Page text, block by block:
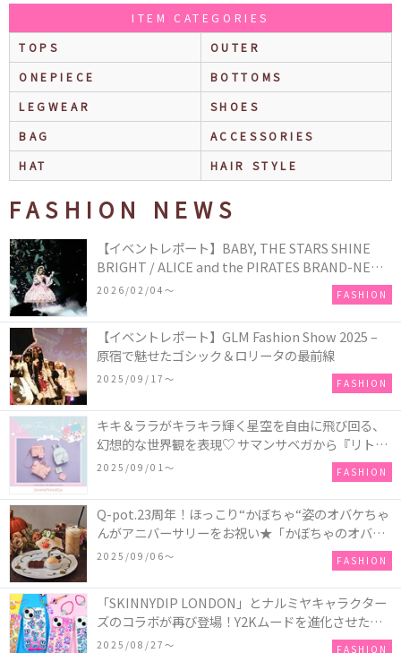
ITEM CATEGORIES
TOPS
OUTER
ONEPIECE
BOTTOMS
LEGWEAR
SHOES
BAG
ACCESSORIES
HAT
HAIR STYLE
FASHION NEWS
【イベントレポート】BABY, THE STARS SHINE
BRIGHT / ALICE and the PIRATES BRAND-NEW
COLLECTION in TOKYO
2026/02/04〜 FASHION
【イベントレポート】GLM Fashion Show 2025 –
原宿で魅せたゴシック＆ロリータの最前線
2025/09/17〜 FASHION
キキ＆ララがキラキラ輝く星空を自由に飛び回る、
幻想的な世界観を表現♡ サマンサベガから『リトル
ツインスターズ』50周年アニバーサリーイヤー』を
2025/09/01〜 FASHION
Q-pot.23周年！ほっこり“かぼちゃ“姿のオバケちゃ
んがアニバーサリーをお祝い★「かぼちゃのオバケ
ーキアクセサリー」が新発売！Q-pot CAFE.では
「かぼちゃのオバケーキプレート」も登場
2025/09/06〜 FASHION
「SKINNYDIP LONDON」とナルミヤキャラクター
ズのコラボが再び登場！Y2Kムードを進化させた新
作コレクションを発売♪
2025/08/27〜 FASHION